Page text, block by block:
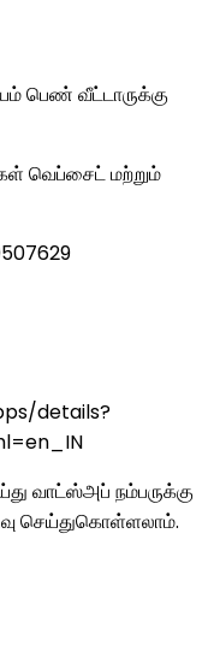
பெண் வீட்டாருக்கு
வெப்சைட் மற்றும்
details?
வாட்ஸ்அப் நம்பருக்கு
செய்துகொள்ளலாம்.